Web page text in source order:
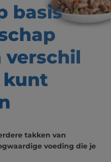
basis
verschil
kunt
takken van
voeding die je